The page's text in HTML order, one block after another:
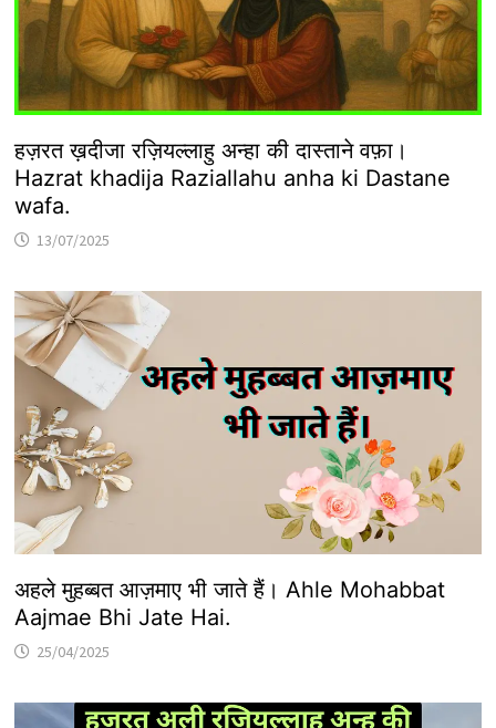
हज़रत ख़दीजा रज़ियल्लाहु अन्हा की दास्ताने वफ़ा।
Hazrat khadija Raziallahu anha ki Dastane
wafa.
13/07/2025
अहले मुहब्बत आज़माए भी जाते हैं। Ahle Mohabbat
Aajmae Bhi Jate Hai.
25/04/2025